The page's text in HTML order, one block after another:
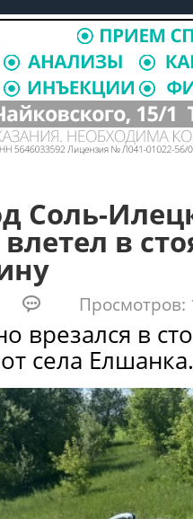
Соль-
в
Просмотров:
врезался в
села Елшанка.